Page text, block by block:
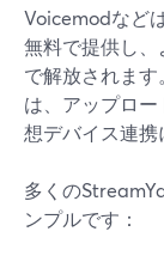
Voicemodなど
無料で提供し
で解放されます。
は、アップロ
想デバイス連携
多くの
ンプルです：